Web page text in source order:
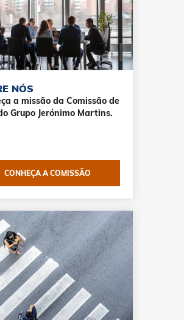
NÓS
a missão da Comissão de
Grupo Jerónimo Martins.
CONHEÇA A COMISSÃO